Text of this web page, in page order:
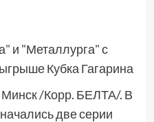
Минск /Корр. БЕЛТА/. В
две серии